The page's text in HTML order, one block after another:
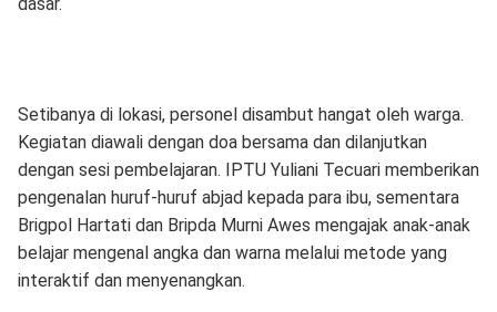
Setibanya di lokasi, personel disambut hangat oleh warga.
Kegiatan diawali dengan doa bersama dan dilanjutkan
dengan sesi pembelajaran. IPTU Yuliani Tecuari memberikan
pengenalan huruf-huruf abjad kepada para ibu, sementara
Brigpol Hartati dan Bripda Murni Awes mengajak anak-anak
belajar mengenal angka dan warna melalui metode yang
interaktif dan menyenangkan.